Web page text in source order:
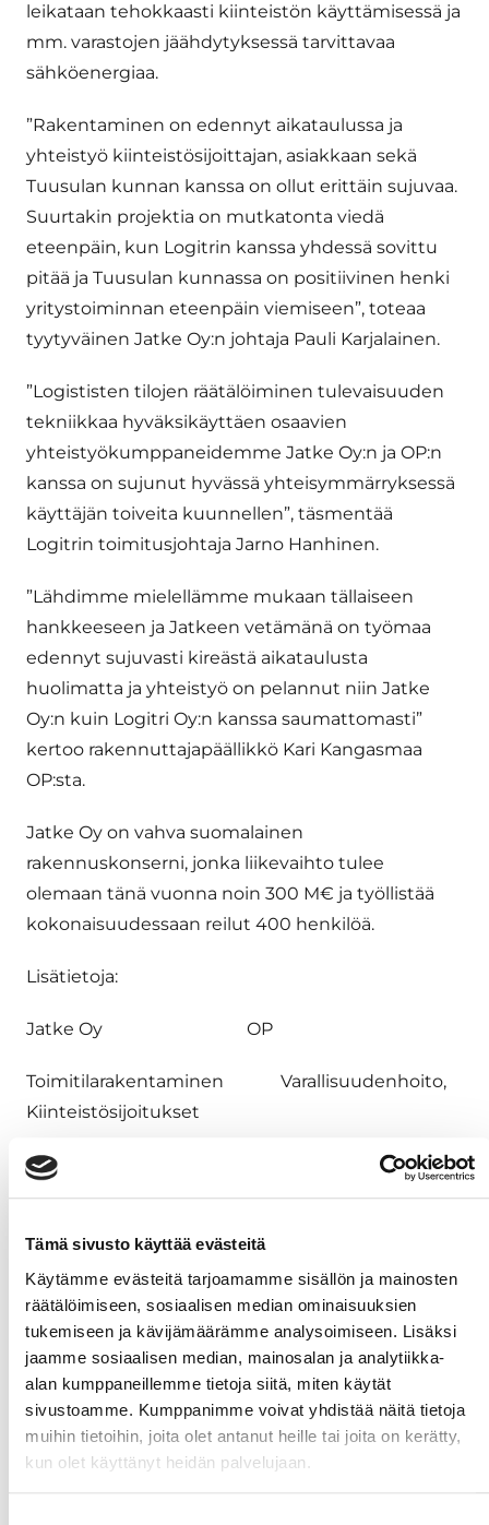
Tämä sivusto käyttää evästeitä
Käytämme evästeitä tarjoamamme sisällön ja mainosten
räätälöimiseen, sosiaalisen median ominaisuuksien
tukemiseen ja kävijämäärämme analysoimiseen. Lisäksi
jaamme sosiaalisen median, mainosalan ja analytiikka-
alan kumppaneillemme tietoja siitä, miten käytät
sivustoamme. Kumppanimme voivat yhdistää näitä tietoja
muihin tietoihin, joita olet antanut heille tai joita on kerätty,
kun olet käyttänyt heidän palvelujaan.
leikataan tehokkaasti kiinteistön käyttämisessä ja
mm. varastojen jäähdytyksessä tarvittavaa
sähköenergiaa.
”Rakentaminen on edennyt aikataulussa ja
yhteistyö kiinteistösijoittajan, asiakkaan sekä
Tuusulan kunnan kanssa on ollut erittäin sujuvaa.
Suurtakin projektia on mutkatonta viedä
eteenpäin, kun Logitrin kanssa yhdessä sovittu
pitää ja Tuusulan kunnassa on positiivinen henki
yritystoiminnan eteenpäin viemiseen”, toteaa
tyytyväinen Jatke Oy:n johtaja Pauli Karjalainen.
”Logististen tilojen räätälöiminen tulevaisuuden
tekniikkaa hyväksikäyttäen osaavien
yhteistyökumppaneidemme Jatke Oy:n ja OP:n
kanssa on sujunut hyvässä yhteisymmärryksessä
käyttäjän toiveita kuunnellen”, täsmentää
Logitrin toimitusjohtaja Jarno Hanhinen.
”Lähdimme mielellämme mukaan tällaiseen
hankkeeseen ja Jatkeen vetämänä on työmaa
edennyt sujuvasti kireästä aikataulusta
huolimatta ja yhteistyö on pelannut niin Jatke
Oy:n kuin Logitri Oy:n kanssa saumattomasti”
kertoo rakennuttajapäällikkö Kari Kangasmaa
OP:sta.
Jatke Oy on vahva suomalainen
rakennuskonserni, jonka liikevaihto tulee
olemaan tänä vuonna noin 300 M€ ja työllistää
kokonaisuudessaan reilut 400 henkilöä.
Lisätietoja:
Jatke Oy OP
Toimitilarakentaminen Varallisuudenhoito,
Kiinteistösijoitukset
Johtaja Rakennuttajapäällikkö
pauli.karjalainen@jatke.fi
040 722 1068 0500-402487;
0102527279
Logitri Oy
Toimitusjohtaja